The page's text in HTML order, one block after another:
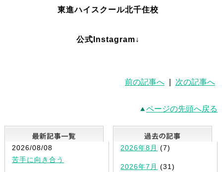
東進ハイスクール北千住校
公式Instagram↓
前の記事へ 次の記事へ
ページの先頭へ戻る
最新記事一覧
2026/08/08
苦手に向き合う
2026年8月 (7)
2026年7月 (31)